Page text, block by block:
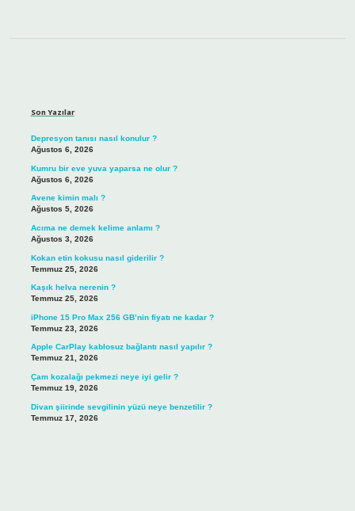
Son Yazılar
Depresyon tanısı nasıl konulur ?
Ağustos 6, 2026
Kumru bir eve yuva yaparsa ne olur ?
Ağustos 6, 2026
Avene kimin malı ?
Ağustos 5, 2026
Acıma ne demek kelime anlamı ?
Ağustos 3, 2026
Kokan etin kokusu nasıl giderilir ?
Temmuz 25, 2026
Kaşık helva nerenin ?
Temmuz 25, 2026
iPhone 15 Pro Max 256 GB’nin fiyatı ne kadar ?
Temmuz 23, 2026
Apple CarPlay kablosuz bağlantı nasıl yapılır ?
Temmuz 21, 2026
Çam kozalağı pekmezi neye iyi gelir ?
Temmuz 19, 2026
Divan şiirinde sevgilinin yüzü neye benzetilir ?
Temmuz 17, 2026